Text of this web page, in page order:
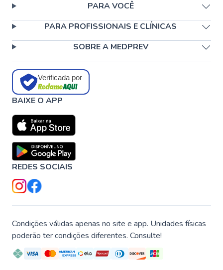
PARA VOCÊ
PARA PROFISSIONAIS E CLÍNICAS
SOBRE A MEDPREV
Verificada por
BAIXE O APP
REDES SOCIAIS
Condições válidas apenas no site e app. Unidades físicas
poderão ter condições diferentes. Consulte!